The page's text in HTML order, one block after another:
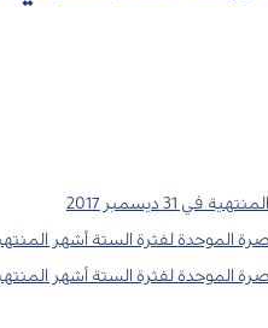
31 ديسمبر 2017
لفثرة الستة أشهر المنتهية في 30
لفثرة الستة أشهر المنتهية في 30